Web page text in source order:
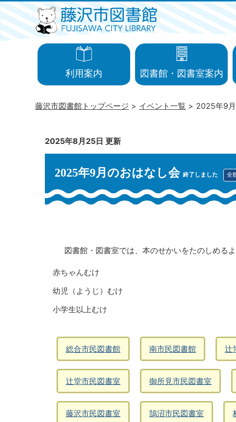
利用案内 図書館・図書室案内
藤沢市図書館トップページ イベント一覧 2025年9
2025年8月25日 更新
2025年9月のおはなし会 終了しました 全
図書館・図書室では、本のせかいをたのしめる
赤ちゃんむけ
幼児（ようじ）むけ
小学生以上むけ
総合市民図書館 南市民図書館 辻
辻堂市民図書室 御所見市民図書室
藤沢市民図書室 鵠沼市民図書室